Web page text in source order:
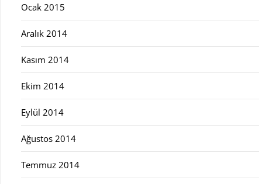
Ocak 2015
Aralık 2014
Kasım 2014
Ekim 2014
Eylül 2014
Ağustos 2014
Temmuz 2014